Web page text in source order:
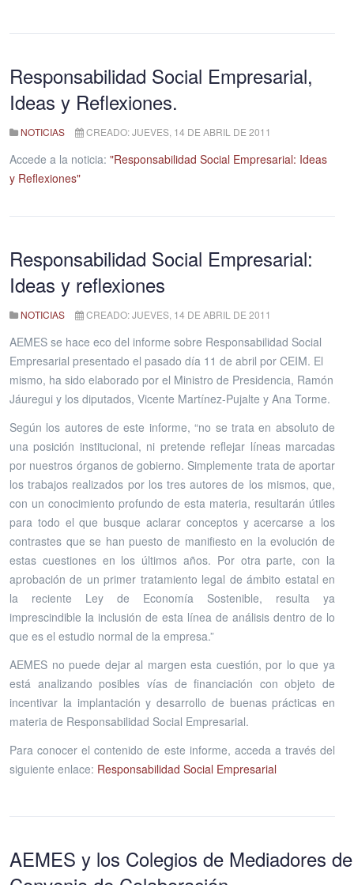
Responsabilidad Social Empresarial,
Ideas y Reflexiones.
NOTICIAS CREADO: JUEVES, 14 DE ABRIL DE 2011
Accede a la noticia: "Responsabilidad Social Empresarial: Ideas
y Reflexiones"
Responsabilidad Social Empresarial:
Ideas y reflexiones
NOTICIAS CREADO: JUEVES, 14 DE ABRIL DE 2011
AEMES se hace eco del informe sobre Responsabilidad Social
Empresarial presentado el pasado día 11 de abril por CEIM. El
mismo, ha sido elaborado por el Ministro de Presidencia, Ramón
Jáuregui y los diputados, Vicente Martínez-Pujalte y Ana Torme.
Según los autores de este informe, “no se trata en absoluto de
una posición institucional, ni pretende reflejar líneas marcadas
por nuestros órganos de gobierno. Simplemente trata de aportar
los trabajos realizados por los tres autores de los mismos, que,
con un conocimiento profundo de esta materia, resultarán útiles
para todo el que busque aclarar conceptos y acercarse a los
contrastes que se han puesto de manifiesto en la evolución de
estas cuestiones en los últimos años. Por otra parte, con la
aprobación de un primer tratamiento legal de ámbito estatal en
la reciente Ley de Economía Sostenible, resulta ya
imprescindible la inclusión de esta línea de análisis dentro de lo
que es el estudio normal de la empresa.”
AEMES no puede dejar al margen esta cuestión, por lo que ya
está analizando posibles vías de financiación con objeto de
incentivar la implantación y desarrollo de buenas prácticas en
materia de Responsabilidad Social Empresarial.
Para conocer el contenido de este informe, acceda a través del
siguiente enlace: Responsabilidad Social Empresarial
AEMES y los Colegios de Mediadores